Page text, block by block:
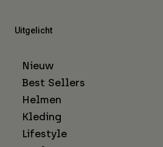
Uitgelicht
Nieuw
Best Sellers
Helmen
Kleding
Lifestyle